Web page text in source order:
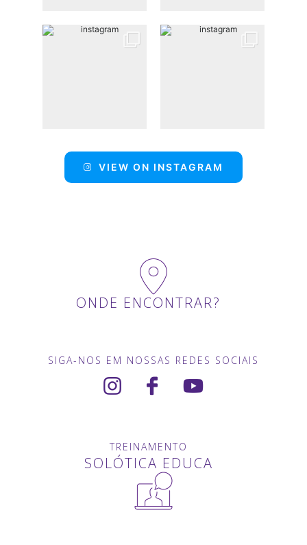
VIEW ON INSTAGRAM
ONDE ENCONTRAR?
SIGA-NOS EM NOSSAS REDES SOCIAIS
TREINAMENTO
SOLÓTICA EDUCA